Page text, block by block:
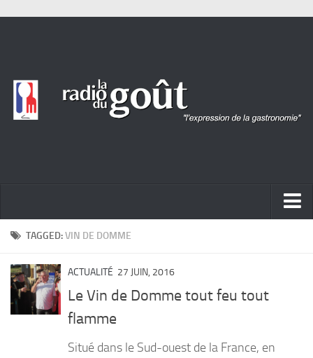
ACTUALITÉ
PORTRAITS
LIVRES
TAGGED:VIN DE DOMME
ACTUALITÉ 27 JUIN, 2016
Le Vin de Domme tout feu tout
flamme
Situé dans le Sud-ouest de la France, en